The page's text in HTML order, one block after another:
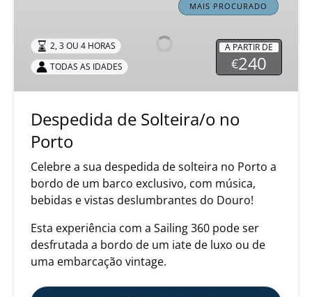
Porto
MAIS PROCURADO
A PARTIR DE
€240
2, 3 OU 4 HORAS
TODAS AS IDADES
Despedida de Solteira/o no
Porto
Celebre a sua despedida de solteira no Porto a
bordo de um barco exclusivo, com música,
bebidas e vistas deslumbrantes do Douro!
Esta experiência com a Sailing 360 pode ser
desfrutada a bordo de um iate de luxo ou de
uma embarcação vintage.